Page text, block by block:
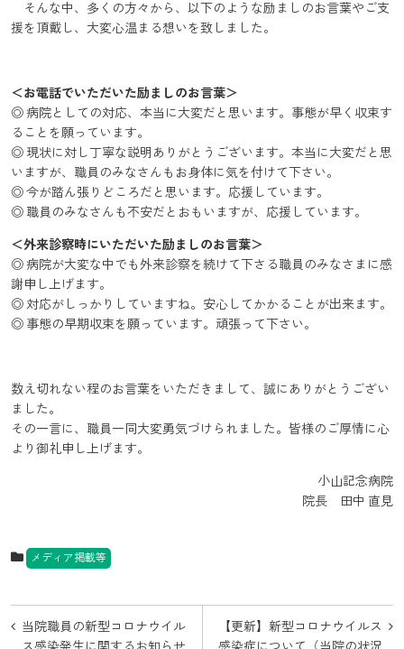
そんな中、多くの方々から、以下のような励ましのお言葉やご支
援を頂戴し、大変心温まる想いを致しました。
＜お電話でいただいた励ましのお言葉＞
◎ 病院としての対応、本当に大変だと思います。事態が早く収束す
ることを願っています。
◎ 現状に対し丁寧な説明ありがとうございます。本当に大変だと思
いますが、職員のみなさんもお身体に気を付けて下さい。
◎ 今が踏ん張りどころだと思います。応援しています。
◎ 職員のみなさんも不安だとおもいますが、応援しています。
＜外来診察時にいただいた励ましのお言葉＞
◎ 病院が大変な中でも外来診察を続けて下さる職員のみなさまに感
謝申し上げます。
◎ 対応がしっかりしていますね。安心してかかることが出来ます。
◎ 事態の早期収束を願っています。頑張って下さい。
数え切れない程のお言葉をいただきまして、誠にありがとうござい
ました。
その一言に、職員一同大変勇気づけられました。皆様のご厚情に心
より御礼申し上げます。
小山記念病院
院長 田中 直見
メディア掲載等
投当院職員の新型コロナウイル
【更新】新型コロナウイルス